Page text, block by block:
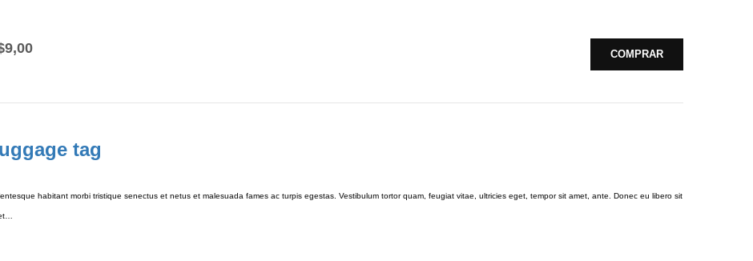
9,00 COMPRAR
tag
habitant morbi tristique senectus et netus et malesuada fames ac turpis egestas. Vestibulum tortor quam, feugiat vitae, ultricies eget, tempor sit amet, ante. Donec eu libero sit